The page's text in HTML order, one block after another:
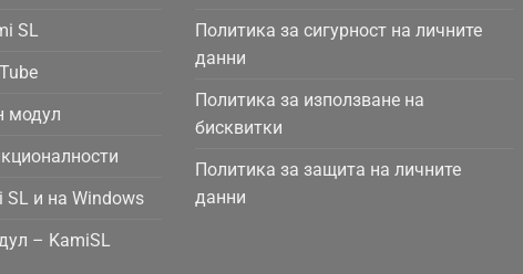
SL
модул
SL и на Windows
– KamiSL
Политика за сигурност на личните
данни
Политика за използване на
бисквитки
Политика за защита на личните
данни